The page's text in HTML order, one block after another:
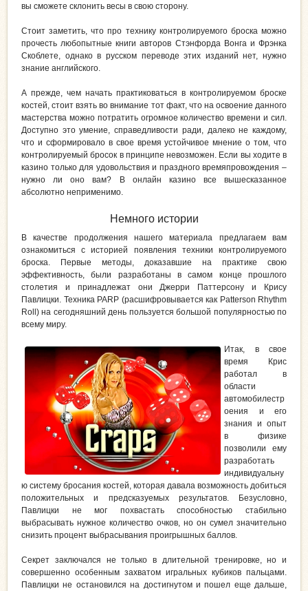
вы сможете склонить весы в свою сторону.
Стоит заметить, что про технику контролируемого броска можно
прочесть любопытные книги авторов Стэнфорда Вонга и Фрэнка
Скоблете, однако в русском переводе этих изданий нет, нужно
знание английского.
А прежде, чем начать практиковаться в контролируемом броске
костей, стоит взять во внимание тот факт, что на освоение данного
мастерства можно потратить огромное количество времени и сил.
Доступно это умение, справедливости ради, далеко не каждому,
что и сформировало в свое время устойчивое мнение о том, что
контролируемый бросок в принципе невозможен. Если вы ходите в
казино только для удовольствия и праздного времяпровождения –
нужно ли оно вам? В онлайн казино все вышесказанное
абсолютно неприменимо.
Немного истории
В качестве продолжения нашего материала предлагаем вам
ознакомиться с историей появления техники контролируемого
броска. Первые методы, доказавшие на практике свою
эффективность, были разработаны в самом конце прошлого
столетия и принадлежат они Джерри Паттерсону и Крису
Павлицки. Техника PARP (расшифровывается как Patterson Rhythm
Roll) на сегодняшний день пользуется большой популярностью по
всему миру.
Итак, в свое
время Крис
работал в
области
автомобилестр
оения и его
знания и опыт
в физике
позволили ему
разработать
индивидуальну
ю систему бросания костей, которая давала возможность добиться
положительных и предсказуемых результатов. Безусловно,
Павлицки не мог похвастать способностью стабильно
выбрасывать нужное количество очков, но он сумел значительно
снизить процент выбрасывания проигрышных баллов.
Секрет заключался не только в длительной тренировке, но и
совершенно особенным захватом игральных кубиков пальцами.
Павлицки не остановился на достигнутом и пошел еще дальше,